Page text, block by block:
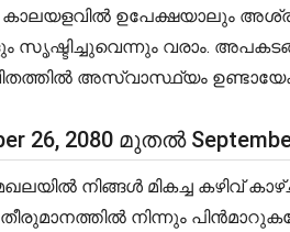
ഉപേക്ഷയാലും
വരാം.
അസ്വാസ്ഥ്യം
2080 മുതൽ
നിങ്ങൾ മികച്ച കഴിവ്
തീരുമാനത്തിൽ നിന്നും